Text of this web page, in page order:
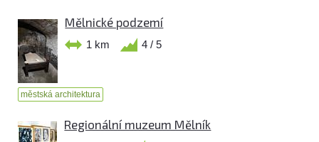
Mělnické podzemí
1 km 4 / 5
městská architektura
Regionální muzeum Mělník